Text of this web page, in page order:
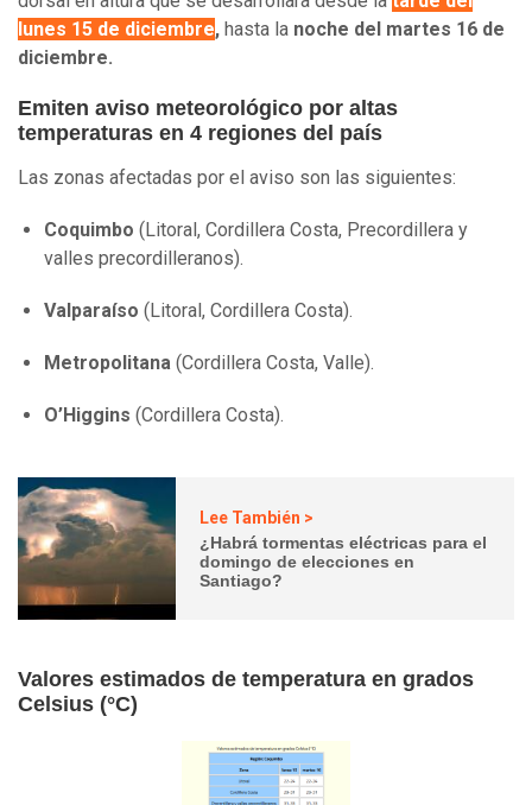
lunes 15 de diciembre, hasta la noche del martes 16 de
diciembre.
Emiten aviso meteorológico por altas
temperaturas en 4 regiones del país
Las zonas afectadas por el aviso son las siguientes:
Coquimbo (Litoral, Cordillera Costa, Precordillera y
valles precordilleranos).
Valparaíso (Litoral, Cordillera Costa).
Metropolitana (Cordillera Costa, Valle).
O’Higgins (Cordillera Costa).
Lee También >
¿Habrá tormentas eléctricas para el
domingo de elecciones en
Santiago?
Valores estimados de temperatura en grados
Celsius (°C)